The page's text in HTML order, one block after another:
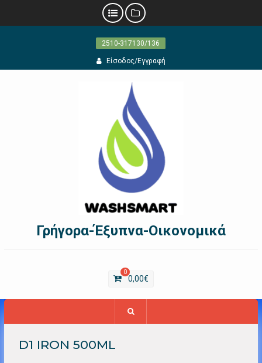
2510-317130/136
Είσοδος/Εγγραφή
Γρήγορα-Έξυπνα-Οικονομικά
0
0,00€
D1 IRON 500ML